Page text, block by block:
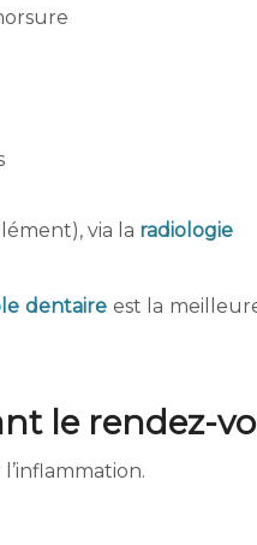
via la radiologie
dentaireest la
le rendez-